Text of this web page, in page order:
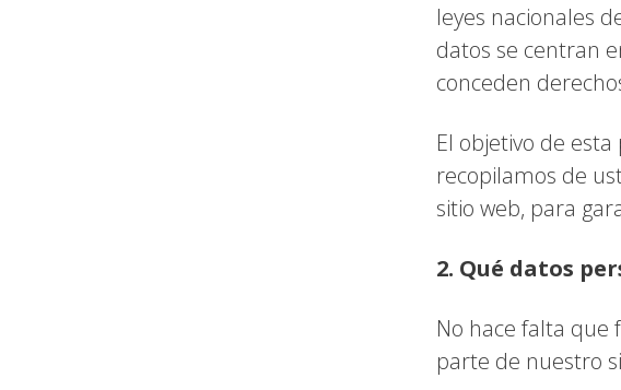
leyes nacionales
datos se centran
conceden
El objetivo de
recopilamos de
sitio web, para
2. Qué datos
No hace falta que
parte de nuestro